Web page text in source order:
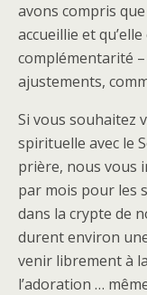
avons compris
accueillie et
complémentarité
ajustements,
Si vous souhaitez
spirituelle avec le
prière, nous vous
par mois pour les
dans la crypte de
durent environ
venir librement à
l’adoration …